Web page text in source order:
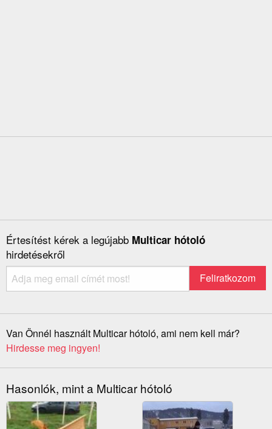
Értesítést kérek a legújabb Multicar hótoló
hirdetésekről
Van Önnél használt Multicar hótoló, ami nem kell már?
Hirdesse meg ingyen!
Hasonlók, mint a Multicar hótoló